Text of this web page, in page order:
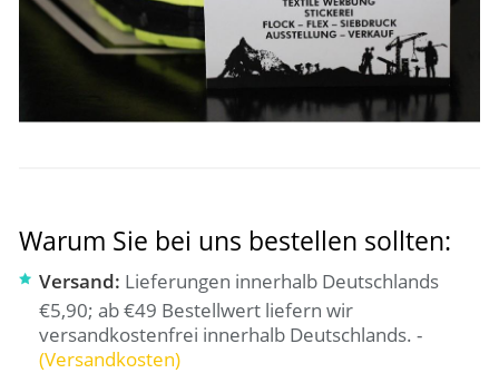
Warum Sie bei uns bestellen sollten:
Versand: Lieferungen innerhalb Deutschlands
€5,90; ab €49 Bestellwert liefern wir
versandkostenfrei innerhalb Deutschlands. -
(Versandkosten)